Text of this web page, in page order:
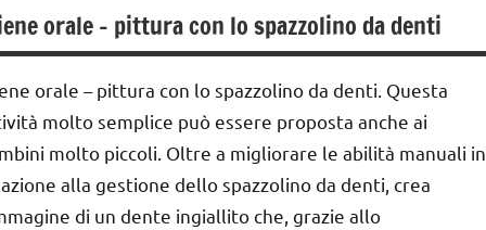
GLI
ai
orale – pittura con lo spazzolino da denti
orale – pittura con lo spazzolino da denti. Questa
molto semplice può essere proposta anche ai
molto piccoli. Oltre a migliorare le abilità manuali in
alla gestione dello spazzolino da denti, crea
di un dente ingiallito che, grazie allo